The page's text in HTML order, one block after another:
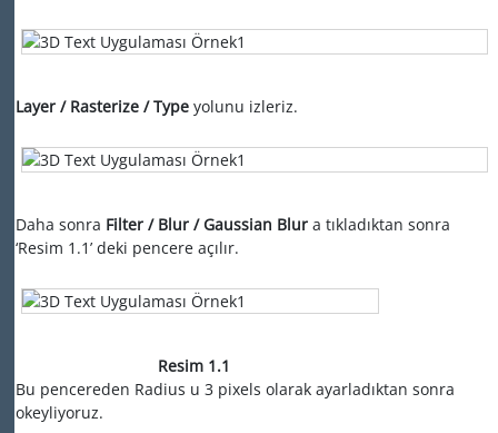
Layer / Rasterize / Type yolunu izleriz.
Daha sonra Filter / Blur / Gaussian Blur a tıkladıktan sonra
‘Resim 1.1’ deki pencere açılır.
Resim 1.1
Bu pencereden Radius u 3 pixels olarak ayarladıktan sonra
okeyliyoruz.